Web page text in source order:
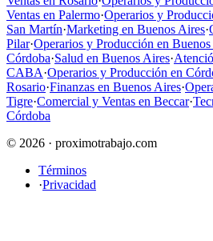
Ventas en Palermo·Operarios y
San Martín·Marketing en Buenos Aires·
Pilar·Operarios y Producción en
Córdoba·Salud en Buenos Aires·
CABA·Operarios y Producción en
Rosario·Finanzas en Buenos Aires·
Tigre·Comercial y Ventas en Beccar·
Córdoba
© 2026 · proximotrabajo.com
Términos
·Privacidad